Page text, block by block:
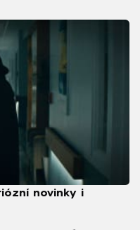
novinky i